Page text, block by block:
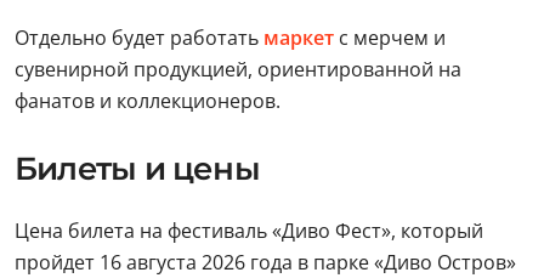
Отдельно будет работать маркет с мерчем и
сувенирной продукцией, ориентированной на
фанатов и коллекционеров.
Билеты и цены
Цена билета на фестиваль «Диво Фест», который
пройдет 16 августа 2026 года в парке «Диво Остров»